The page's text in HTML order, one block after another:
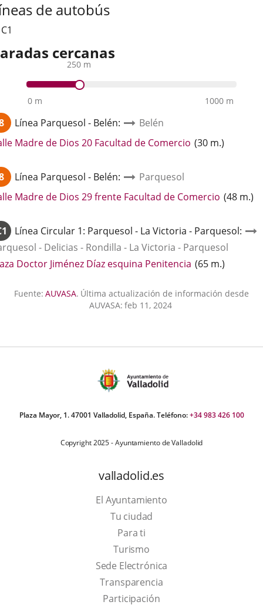
de autobús
C1
cercanas
0 m
250 m
1000 m
Línea Parquesol - Belén:
Belén
Madre de Dios 20 Facultad de Comercio Enlace
externa.
(30 m.)
Línea Parquesol - Belén:
Parquesol
Madre de Dios 29 frente Facultad de Comercio Enlace
externa.
(48 m.)
Línea Circular 1: Parquesol - La Victoria - Parquesol:
- Delicias - Rondilla - La Victoria - Parquesol
Doctor Jiménez Díaz esquina Penitencia Enlace
una
(65 m.)
Fuente: AUVASA. Última actualización de información desde
AUVASA: feb 11, 2024
Plaza Mayor, 1. 47001 Valladolid, España. Teléfono:+34 983 426 100
Copyright 2025 - Ayuntamiento de Valladolid
valladolid.es
El Ayuntamiento
Tu ciudad
Para ti
TurismoThis
link
will
open
Sede Electrónica
Transparencia
Participación